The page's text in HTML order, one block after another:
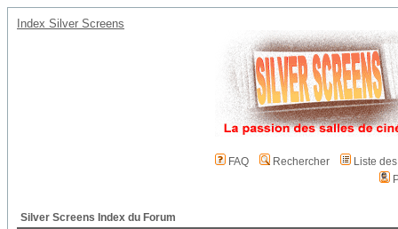
Index Silver Screens
FAQ Rechercher
Liste
Silver Screens Index du Forum